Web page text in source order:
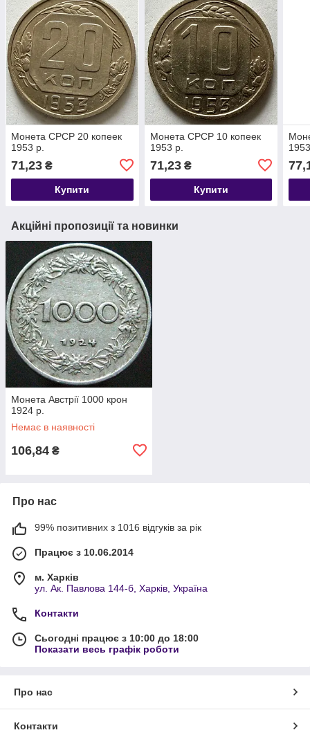
Монета СРСР 20 копеек
1953 р.
71,23 ₴
Купити
Монета СРСР 10 копеек
1953 р.
71,23₴
Купити
Акційні пропозиції та новинки
Монета Австрії 1000 крон
1924 р.
Немає в наявності
106,84 ₴
Про нас
99% позитивних з 1016 відгуків за рік
Працює з 10.06.2014
м. Харків
ул. Ак. Павлова 144-б, Харків, Україна
Контакти
Сьогодні працює з 10:00 до 18:00
Показати весь графік роботи
Про нас
Контакти